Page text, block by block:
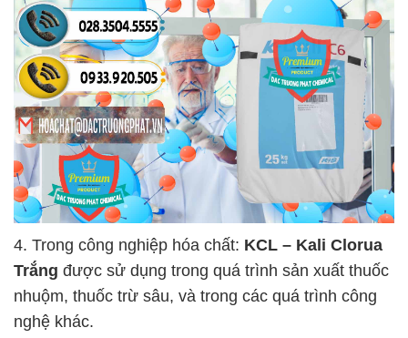
4. Trong công nghiệp hóa chất: KCL – Kali Clorua
Trắng được sử dụng trong quá trình sản xuất thuốc
nhuộm, thuốc trừ sâu, và trong các quá trình công
nghệ khác.